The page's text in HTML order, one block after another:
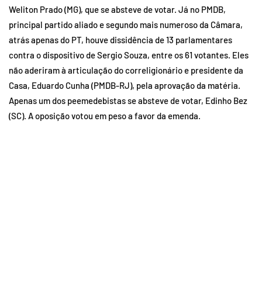
Weliton Prado (MG), que se absteve de votar. Já no PMDB,
principal partido aliado e segundo mais numeroso da Câmara,
atrás apenas do PT, houve dissidência de 13 parlamentares
contra o dispositivo de Sergio Souza, entre os 61 votantes. Eles
não aderiram à articulação do correligionário e presidente da
Casa, Eduardo Cunha (PMDB-RJ), pela aprovação da matéria.
Apenas um dos peemedebistas se absteve de votar, Edinho Bez
(SC). A oposição votou em peso a favor da emenda.